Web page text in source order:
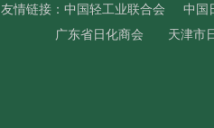
友情链接： 中国轻工业联合会
中国
广东省日化商会
天津市